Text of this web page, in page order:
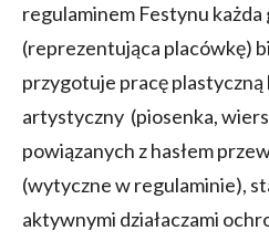
regulaminem Festynu każda
(reprezentująca placówkę)
przygotuje pracę
artystyczny (piosenka,
powiązanych z hasłem
(wytyczne w regulaminie),
aktywnymi działaczami